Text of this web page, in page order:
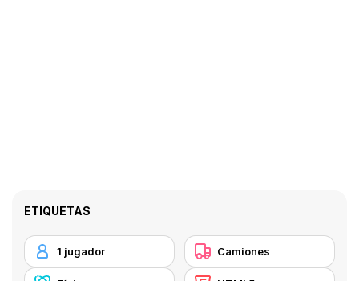
ETIQUETAS
1 jugador Camiones